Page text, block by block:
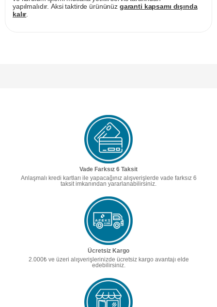
yapılmalıdır. Aksi taktirde ürününüz garanti kapsamı dışında
kalır.
Vade Farksız 6 Taksit
Anlaşmalı kredi kartları ile yapacağınız alışverişlerde vade farksız 6
taksit imkanından yararlanabilirsiniz.
Ücretsiz Kargo
2.000₺ ve üzeri alışverişlerinizde ücretsiz kargo avantajı elde
edebilirsiniz.